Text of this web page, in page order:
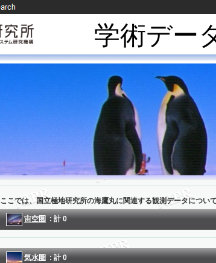
学術デー
ここでは、国立極地研究所の海鷹丸に関連する観測データについ
宙空圏 : 計0
気水圏 : 計0